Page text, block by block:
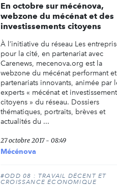
En octobre sur mécénova,
webzone du mécénat et des
investissements citoyens
À l’initiative du réseau Les
pour la cité, en partenariat avec
Carenews, mecenova.org est la
webzone du mécénat performant
partenariats innovants, animée par
experts « mécénat et
citoyens » du réseau. Dossiers
thématiques, portraits, brèves et
actualités du ...
27 octobre 2017 - 08:49
Mécénova
#ODD 08 : TRAVAIL DÉCENT ET
CROISSANCE ÉCONOMIQUE